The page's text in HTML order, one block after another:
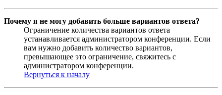
Почему я не могу добавить больше вариантов ответа?
Ограничение количества вариантов ответа
устанавливается администратором конференции. Если
вам нужно добавить количество вариантов,
превышающее это ограничение, свяжитесь с
администратором конференции.
Вернуться к началу